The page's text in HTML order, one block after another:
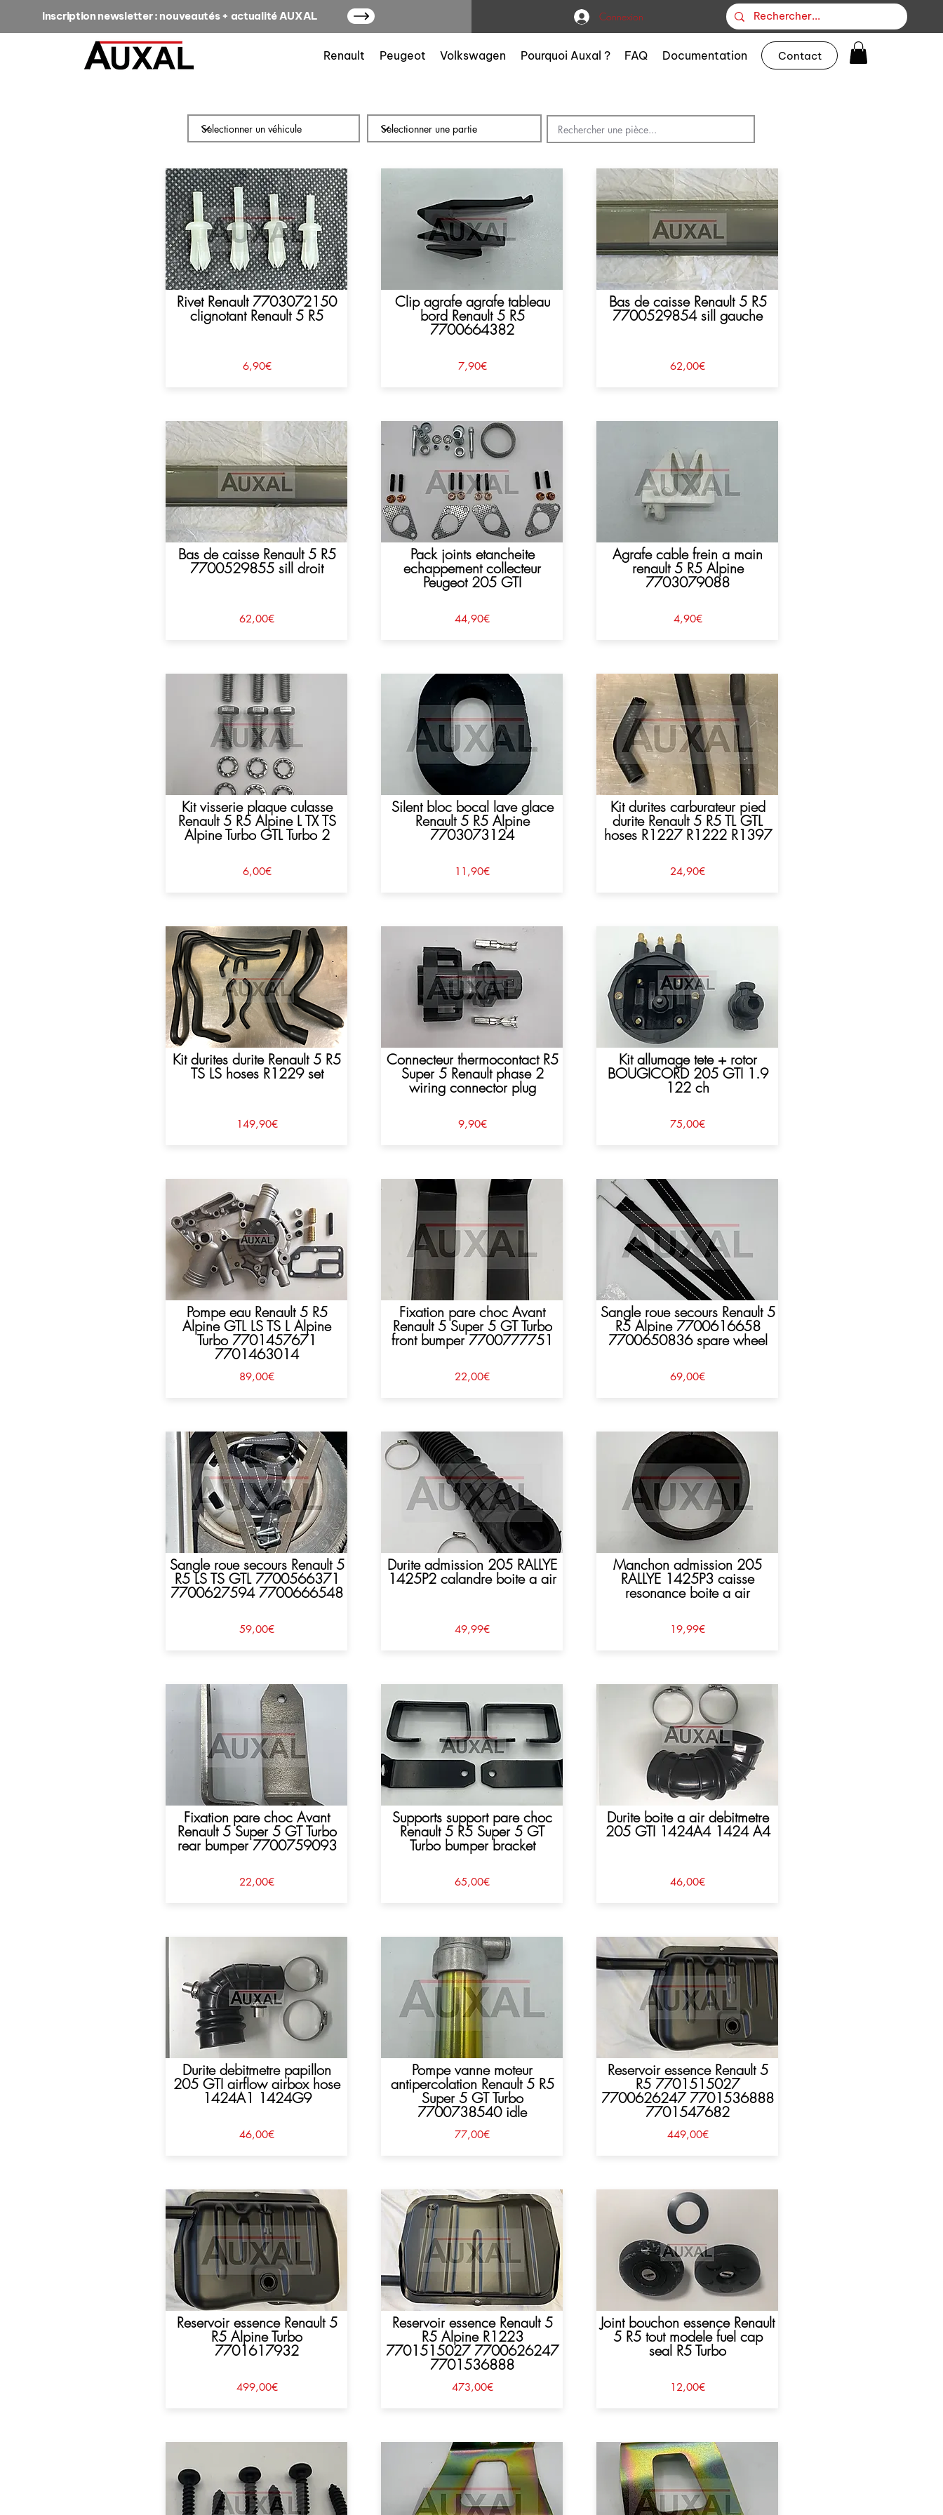
Inscription newsletter : nouveautés + actualité AUXAL Connexion
Renault Peugeot Volkswagen Pourquoi Auxal ? FAQ Documentation Contact
Rivet Renault 7703072150
clignotant Renault 5 R5
6,90€
Bas de caisse Renault 5 R5
7700529855 sill droit
62,00€
Kit visserie plaque culasse
Renault 5 R5 Alpine L TX TS
Alpine Turbo GTL Turbo 2
6,00€
Kit durites durite Renault 5 R5
TS LS hoses R1229 set
149,90€
Pompe eau Renault 5 R5
Alpine GTL LS TS L Alpine
Turbo 7701457671
7701463014
89,00€
Sangle roue secours Renault 5
R5 LS TS GTL 7700566371
7700627594 7700666548
59,00€
Fixation pare choc Avant
Renault 5 Super 5 GT Turbo
rear bumper 7700759093
22,00€
Durite debitmetre papillon
205 GTI airflow airbox hose
1424A1 1424G9
46,00€
Reservoir essence Renault 5
R5 Alpine Turbo
7701617932
499,00€
Clip agrafe agrafe tableau
bord Renault 5 R5
7700664382
7,90€
Pack joints etancheite
echappement collecteur
Peugeot 205 GTI
44,90€
Silent bloc bocal lave glace
Renault 5 R5 Alpine
7703073124
11,90€
Connecteur thermocontact R5
Super 5 Renault phase 2
wiring connector plug
9,90€
Fixation pare choc Avant
Renault 5 Super 5 GT Turbo
front bumper 7700777751
22,00€
Durite admission 205 RALLYE
1425P2 calandre boite a air
49,99€
Supports support pare choc
Renault 5 R5 Super 5 GT
Turbo bumper bracket
65,00€
Pompe vanne moteur
antipercolation Renault 5 R5
Super 5 GT Turbo
7700738540 idle
77,00€
Reservoir essence Renault 5
R5 Alpine R1223
7701515027 7700626247
7701536888
473,00€
Bas de caisse Renault 5 R5
7700529854 sill gauche
62,00€
Agrafe cable frein a main
renault 5 R5 Alpine
7703079088
4,90€
Kit durites carburateur pied
durite Renault 5 R5 TL GTL
hoses R1227 R1222 R1397
24,90€
Kit allumage tete + rotor
BOUGICORD 205 GTI 1.9
122 ch
75,00€
Sangle roue secours Renault 5
R5 Alpine 7700616658
7700650836 spare wheel
69,00€
Manchon admission 205
RALLYE 1425P3 caisse
resonance boite a air
19,99€
Durite boite a air debitmetre
205 GTI 1424A4 1424 A4
46,00€
Reservoir essence Renault 5
R5 7701515027
7700626247 7701536888
7701547682
449,00€
Joint bouchon essence Renault
5 R5 tout modele fuel cap
seal R5 Turbo
12,00€